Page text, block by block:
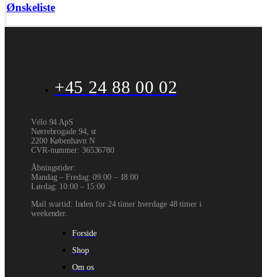
Ønskeliste
+45 24 88 00 02
Vélo 94 ApS
Nørrebrogade 94, st
2200 København N
CVR-nummer: 36536780
Åbningstider:
Mandag – Fredag: 09:00 – 18:00
Lørdag: 10:00 – 15:00
Mail svartid: Inden for 24 timer hverdage 48 timer i
weekender.
Forside
Shop
Om os